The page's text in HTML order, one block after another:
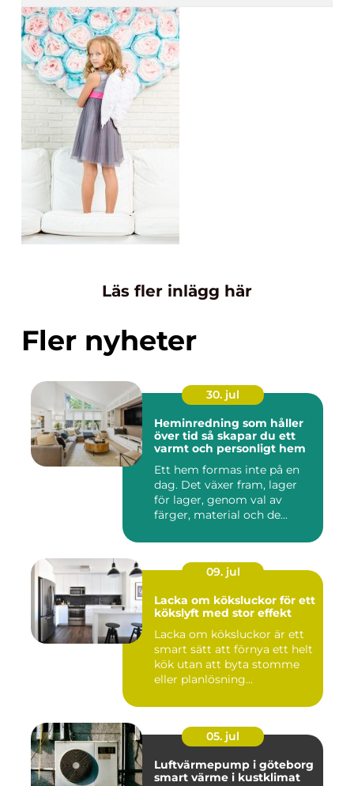
Läs fler inlägg här
Fler nyheter
30. jul
Heminredning som håller
över tid så skapar du ett
varmt och personligt hem
Ett hem formas inte på en
dag. Det växer fram, lager
för lager, genom val av
färger, material och de...
09. jul
Lacka om köksluckor för ett
kökslyft med stor effekt
Lacka om köksluckor är ett
smart sätt att förnya ett helt
kök utan att byta stomme
eller planlösning...
05. jul
Luftvärmepump i göteborg
smart värme i kustklimat